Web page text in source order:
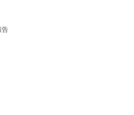
告